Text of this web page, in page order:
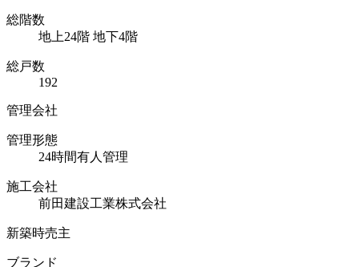
総階数
地上24階 地下4階
総戸数
192
管理会社
管理形態
24時間有人管理
施工会社
前田建設工業株式会社
新築時売主
ブランド